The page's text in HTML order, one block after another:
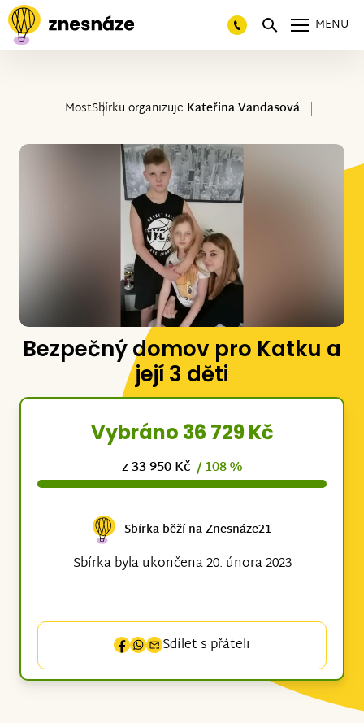
MENU
MostSbírku organizuje Kateřina Vandasová
Bezpečný domov pro Katku a
její 3 děti
Vybráno 36 729 Kč
z 33 950 Kč / 108 %
Sbírka běží na Znesnáze21
Sbírka byla ukončena 20. února 2023
Sdílet s přáteli